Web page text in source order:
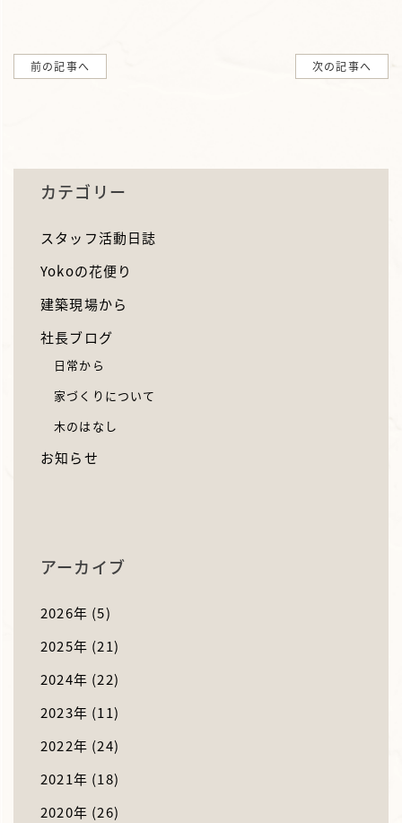
前の記事へ 次の記事へ
カテゴリー
スタッフ活動日誌
Yokoの花便り
建築現場から
社長ブログ
日常から
家づくりについて
木のはなし
お知らせ
アーカイブ
2026年 (5)
2025年 (21)
2024年 (22)
2023年 (11)
2022年 (24)
2021年 (18)
2020年 (26)